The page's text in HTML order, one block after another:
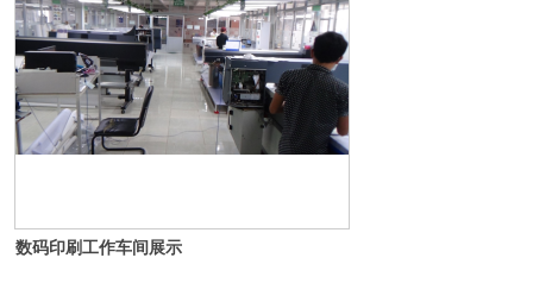
数码印刷工作车间展示